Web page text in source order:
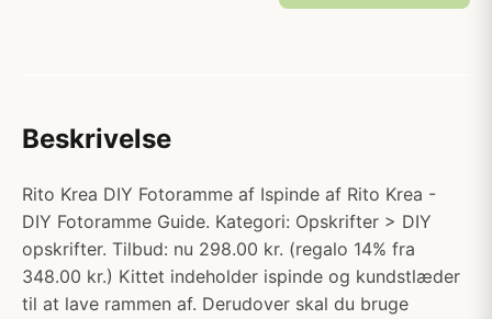
Beskrivelse
Rito Krea DIY Fotoramme af Ispinde af Rito Krea -
DIY Fotoramme Guide. Kategori: Opskrifter > DIY
opskrifter. Tilbud: nu 298.00 kr. (regalo 14% fra
348.00 kr.) Kittet indeholder ispinde og kundstlæder
til at lave rammen af. Derudover skal du bruge